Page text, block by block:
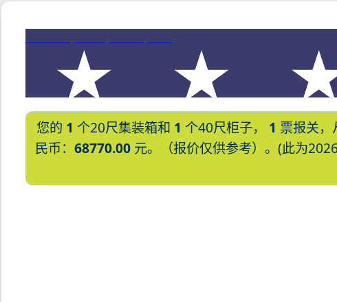
您的 1 个20尺集装箱和 1 个40尺柜子， 1 票报关
民币： 68770.00元。（报价仅供参考）。(此为